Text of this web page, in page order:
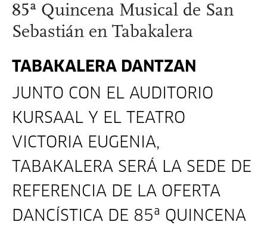
85ª Quincena Musical de San
Sebastián en Tabakalera
TABAKALERA DANTZAN
JUNTO CON EL AUDITORIO
KURSAAL Y EL TEATRO
VICTORIA EUGENIA,
TABAKALERA SERÁ LA SEDE DE
REFERENCIA DE LA OFERTA
DANCÍSTICA DE 85ª QUINCENA